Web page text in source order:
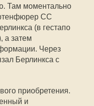
Там моментально
СС
(в гестапо
а затем
Через
Берлинкса с
приобретения.
и